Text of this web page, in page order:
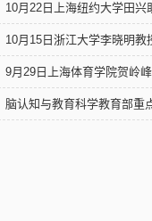
10月22日上海纽约大学田兴
10月15日浙江大学李晓明教
9月29日上海体育学院贺岭
脑认知与教育科学教育部重